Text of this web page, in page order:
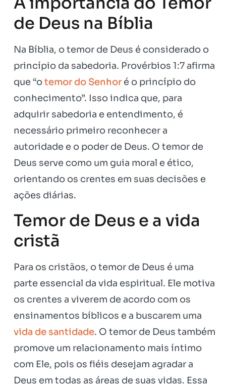
de Deus na Bíblia
Na Bíblia, o temor de Deus é considerado o
princípio da sabedoria. Provérbios 1:7 afirma
que “otemor do Senhor é o princípio do
conhecimento”. Isso indica que, para
adquirir sabedoria e entendimento, é
necessário primeiro reconhecer a
autoridade e o poder de Deus. O temor de
Deus serve como um guia moral e ético,
orientando os crentes em suas decisões e
ações diárias.
Temor de Deus e a vida
cristã
Para os cristãos, o temor de Deus é uma
parte essencial da vida espiritual. Ele motiva
os crentes a viverem de acordo com os
ensinamentos bíblicos e a buscarem uma
vida de santidade. O temor de Deus também
promove um relacionamento mais íntimo
com Ele, pois os fiéis desejam agradar a
Deus em todas as áreas de suas vidas. Essa